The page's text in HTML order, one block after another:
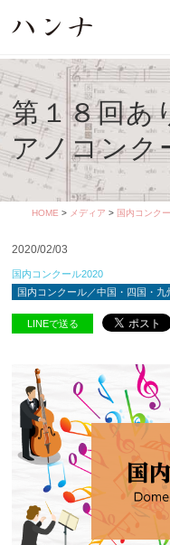
第１８回あ
アノコンク
HOME > メディア > 国内コンク
2020/02/03
国内コンクール2020
国内コンクール／中国・四国・九
LINEで送る